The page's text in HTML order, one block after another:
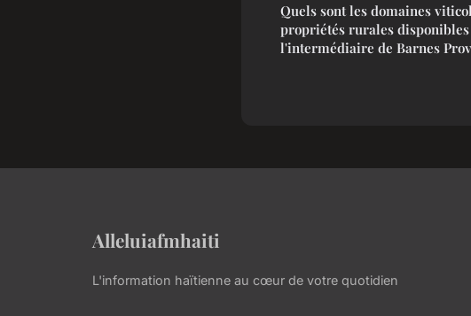
Quels sont les domaines
propriétés rurales
l'intermédiaire de Barnes
Alleluiafmhaiti
L'information haïtienne au cœur de votre quotidien